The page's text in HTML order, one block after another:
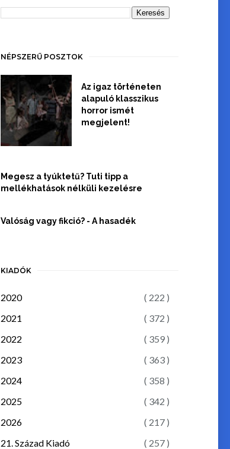
NÉPSZERŰ POSZTOK
Az igaz történeten
alapuló klasszikus
horror ismét
megjelent!
Megesz a tyúktetű? Tuti tipp a
mellékhatások nélküli kezelésre
Valóság vagy fikció? - A hasadék
KIADÓK
2020
( 222 )
2021
( 372 )
2022
( 359 )
2023
( 363 )
2024
( 358 )
2025
( 342 )
2026
( 217 )
21. Század Kiadó
( 257 )